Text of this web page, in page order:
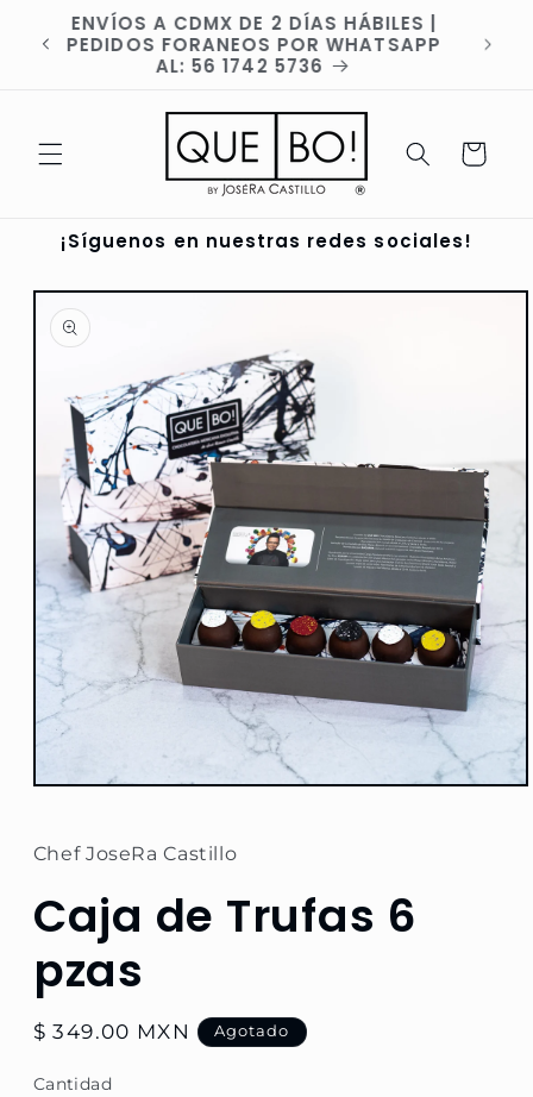
directamente
al contenido
ENVÍOS A CDMX DE 2 DÍAS HÁBILES |
PEDIDOS FORANEOS POR WHATSAPP
AL: 56 1742 5736
Carrito
¡Síguenos en nuestras redes sociales!
directamente
información
del producto
Abrir
1
en
ventana
modal
Chef JoseRa Castillo
Caja de Trufas 6
pzas
Precio
$ 349.00 MXN Agotado
Cantidad